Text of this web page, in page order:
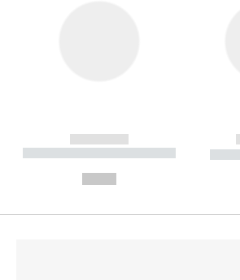
------------
----------- ----------- --------